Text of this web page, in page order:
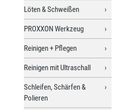
Löten & Schweißen
PROXXON Werkzeug
Reinigen + Pflegen
Reinigen mit Ultraschall
Schleifen, Schärfen &
Polieren